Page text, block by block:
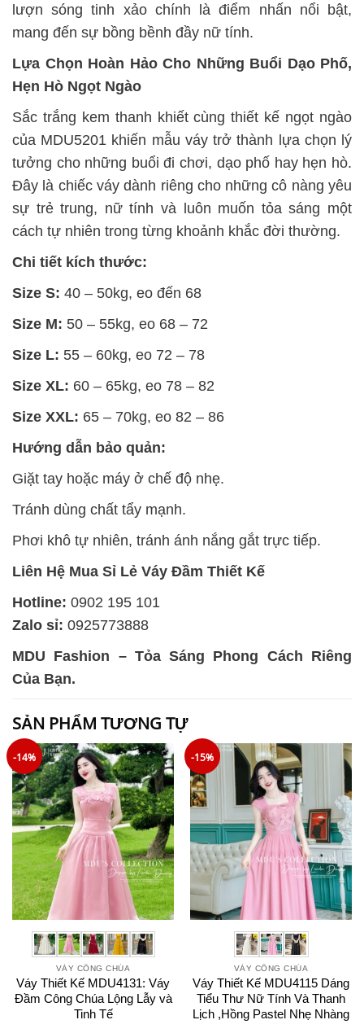
lượn sóng tinh xảo chính là điểm nhấn nổi bật,
mang đến sự bồng bềnh đầy nữ tính.
Lựa Chọn Hoàn Hảo Cho Những Buổi Dạo Phố,
Hẹn Hò Ngọt Ngào
Sắc trắng kem thanh khiết cùng thiết kế ngọt ngào
của MDU5201 khiến mẫu váy trở thành lựa chọn lý
tưởng cho những buổi đi chơi, dạo phố hay hẹn hò.
Đây là chiếc váy dành riêng cho những cô nàng yêu
sự trẻ trung, nữ tính và luôn muốn tỏa sáng một
cách tự nhiên trong từng khoảnh khắc đời thường.
Chi tiết kích thước:
Size S: 40 – 50kg, eo đến 68
Size M: 50 – 55kg, eo 68 – 72
Size L: 55 – 60kg, eo 72 – 78
Size XL: 60 – 65kg, eo 78 – 82
Size XXL: 65 – 70kg, eo 82 – 86
Hướng dẫn bảo quản:
Giặt tay hoặc máy ở chế độ nhẹ.
Tránh dùng chất tẩy mạnh.
Phơi khô tự nhiên, tránh ánh nắng gắt trực tiếp.
Liên Hệ Mua Sỉ Lẻ Váy Đầm Thiết Kế
Hotline: 0902 195 101
Zalo sỉ: 0925773888
MDU Fashion – Tỏa Sáng Phong Cách Riêng
Của Bạn.
SẢN PHẨM TƯƠNG TỰ
-14%
VÁY CÔNG CHÚA
Váy Thiết Kế MDU4131: Váy
Đầm Công Chúa Lộng Lẫy và
Tinh Tế
-15%
VÁY CÔNG CHÚA
Váy Thiết Kế MDU4115 Dáng
Tiểu Thư Nữ Tính Và Thanh
Lịch ,Hồng Pastel Nhẹ Nhàng